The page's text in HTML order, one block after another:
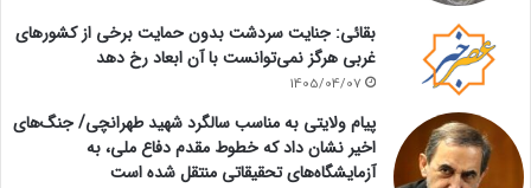
بقائی: جنایت سردشت بدون حمایت برخی از کشورهای
غربی هرگز نمی‌توانست با آن ابعاد رخ دهد
1405/04/07
پیام ولایتی به مناسب سالگرد شهید طهرانچی/ جنگ‌های
اخیر نشان داد که خطوط مقدم دفاع ملی، به
آزمایشگاه‌های تحقیقاتی منتقل شده است